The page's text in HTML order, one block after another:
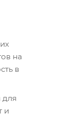
на
в
и